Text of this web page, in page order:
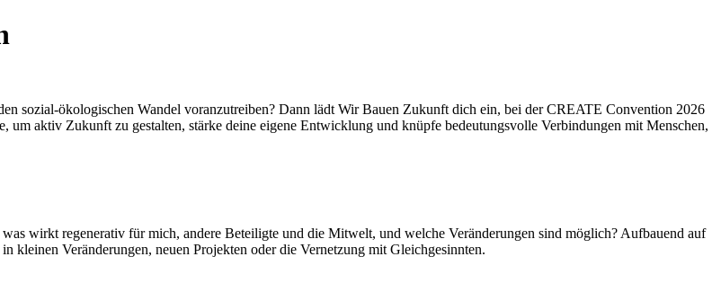
sozial-ökologischen Wandel voranzutreiben? Dann lädt Wir Bauen Zukunft dich ein, bei der CREATE Convention 2026
um aktiv Zukunft zu gestalten, stärke deine eigene Entwicklung und knüpfe bedeutungsvolle Verbindungen mit Menschen,
wirkt regenerativ für mich, andere Beteiligte und die Mitwelt, und welche Veränderungen sind möglich? Aufbauend auf
kleinen Veränderungen, neuen Projekten oder die Vernetzung mit Gleichgesinnten.